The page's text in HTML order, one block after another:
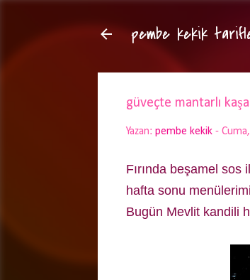
pembe kekik
güveçte mantarlı
Yazan: pembe kekik -
Fırında beşamel
hafta sonu
Bugün Mevlit kandili